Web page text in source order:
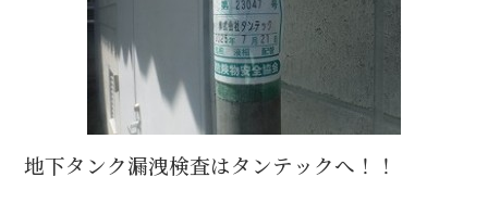
地下タンク漏洩検査はタンテックへ！！